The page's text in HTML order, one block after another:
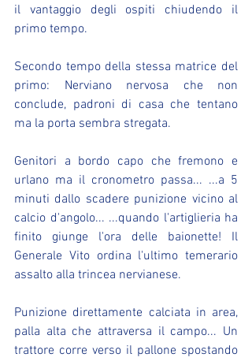
il vantaggio degli ospiti chiudendo il
primo tempo.
Secondo tempo della stessa matrice del
primo: Nerviano nervosa che non
conclude, padroni di casa che tentano
ma la porta sembra stregata.
Genitori a bordo capo che fremono e
urlano ma il cronometro passa... ...a 5
minuti dallo scadere punizione vicino al
calcio d'angolo... ...quando l'artiglieria ha
finito giunge l'ora delle baionette! Il
Generale Vito ordina l'ultimo temerario
assalto alla trincea nervianese.
Punizione direttamente calciata in area,
palla alta che attraversa il campo... Un
trattore corre verso il pallone spostando